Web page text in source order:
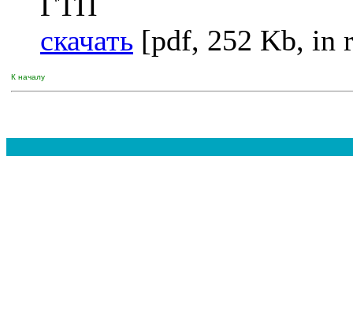
скачать [pdf, 252 Kb, in
К началу